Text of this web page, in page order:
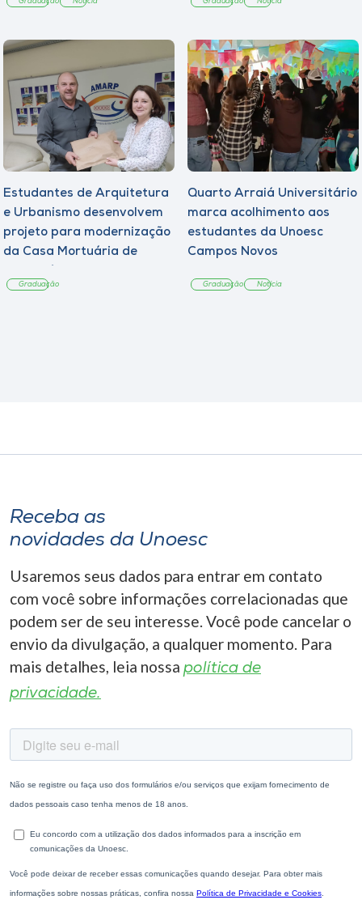
Estudantes de Arquitetura
e Urbanismo desenvolvem
projeto para modernização
da Casa Mortuária de
Graduação
Quarto Arraiá Universitário
marca acolhimento aos
estudantes da Unoesc
Campos Novos
Graduação Notícia
Receba as
novidades da Unoesc
Usaremos seus dados para entrar em contato
com você sobre informações correlacionadas que
podem ser de seu interesse. Você pode cancelar o
envio da divulgação, a qualquer momento. Para
mais detalhes, leia nossa política de
privacidade.